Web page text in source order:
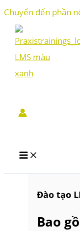
Chuyển đến phần
Đào tạo
Bao